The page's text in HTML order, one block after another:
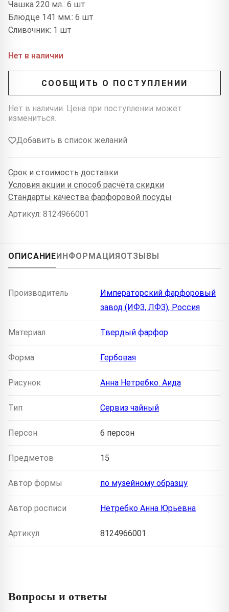
Чашка 220 мл.: 6 шт
Блюдце 141 мм.: 6 шт
Сливочник: 1 шт
Нет в наличии
СООБЩИТЬ О ПОСТУПЛЕНИИ
Нет в наличии. Цена при поступлении может
измениться.
Добавить в список желаний
Срок и стоимость доставки
Условия акции и способ расчёта скидки
Стандарты качества фарфоровой посуды
Артикул: 8124966001
ОПИСАНИЕИНФОРМАЦИЯОТЗЫВЫ
Производитель
Императорский фарфоровый
завод (ИФЗ, ЛФЗ), Россия
Материал Твердый фарфор
Форма Гербовая
Рисунок Анна Нетребко. Аида
Тип Сервиз чайный
Персон 6 персон
Предметов 15
Автор формы по музейному образцу
Автор росписи Нетребко Анна Юрьевна
Артикул 8124966001
Вопросы и ответы